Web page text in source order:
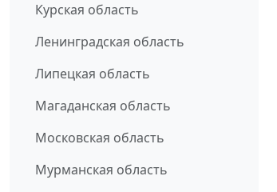
Курская область
Ленинградская область
Липецкая область
Магаданская область
Московская область
Мурманская область